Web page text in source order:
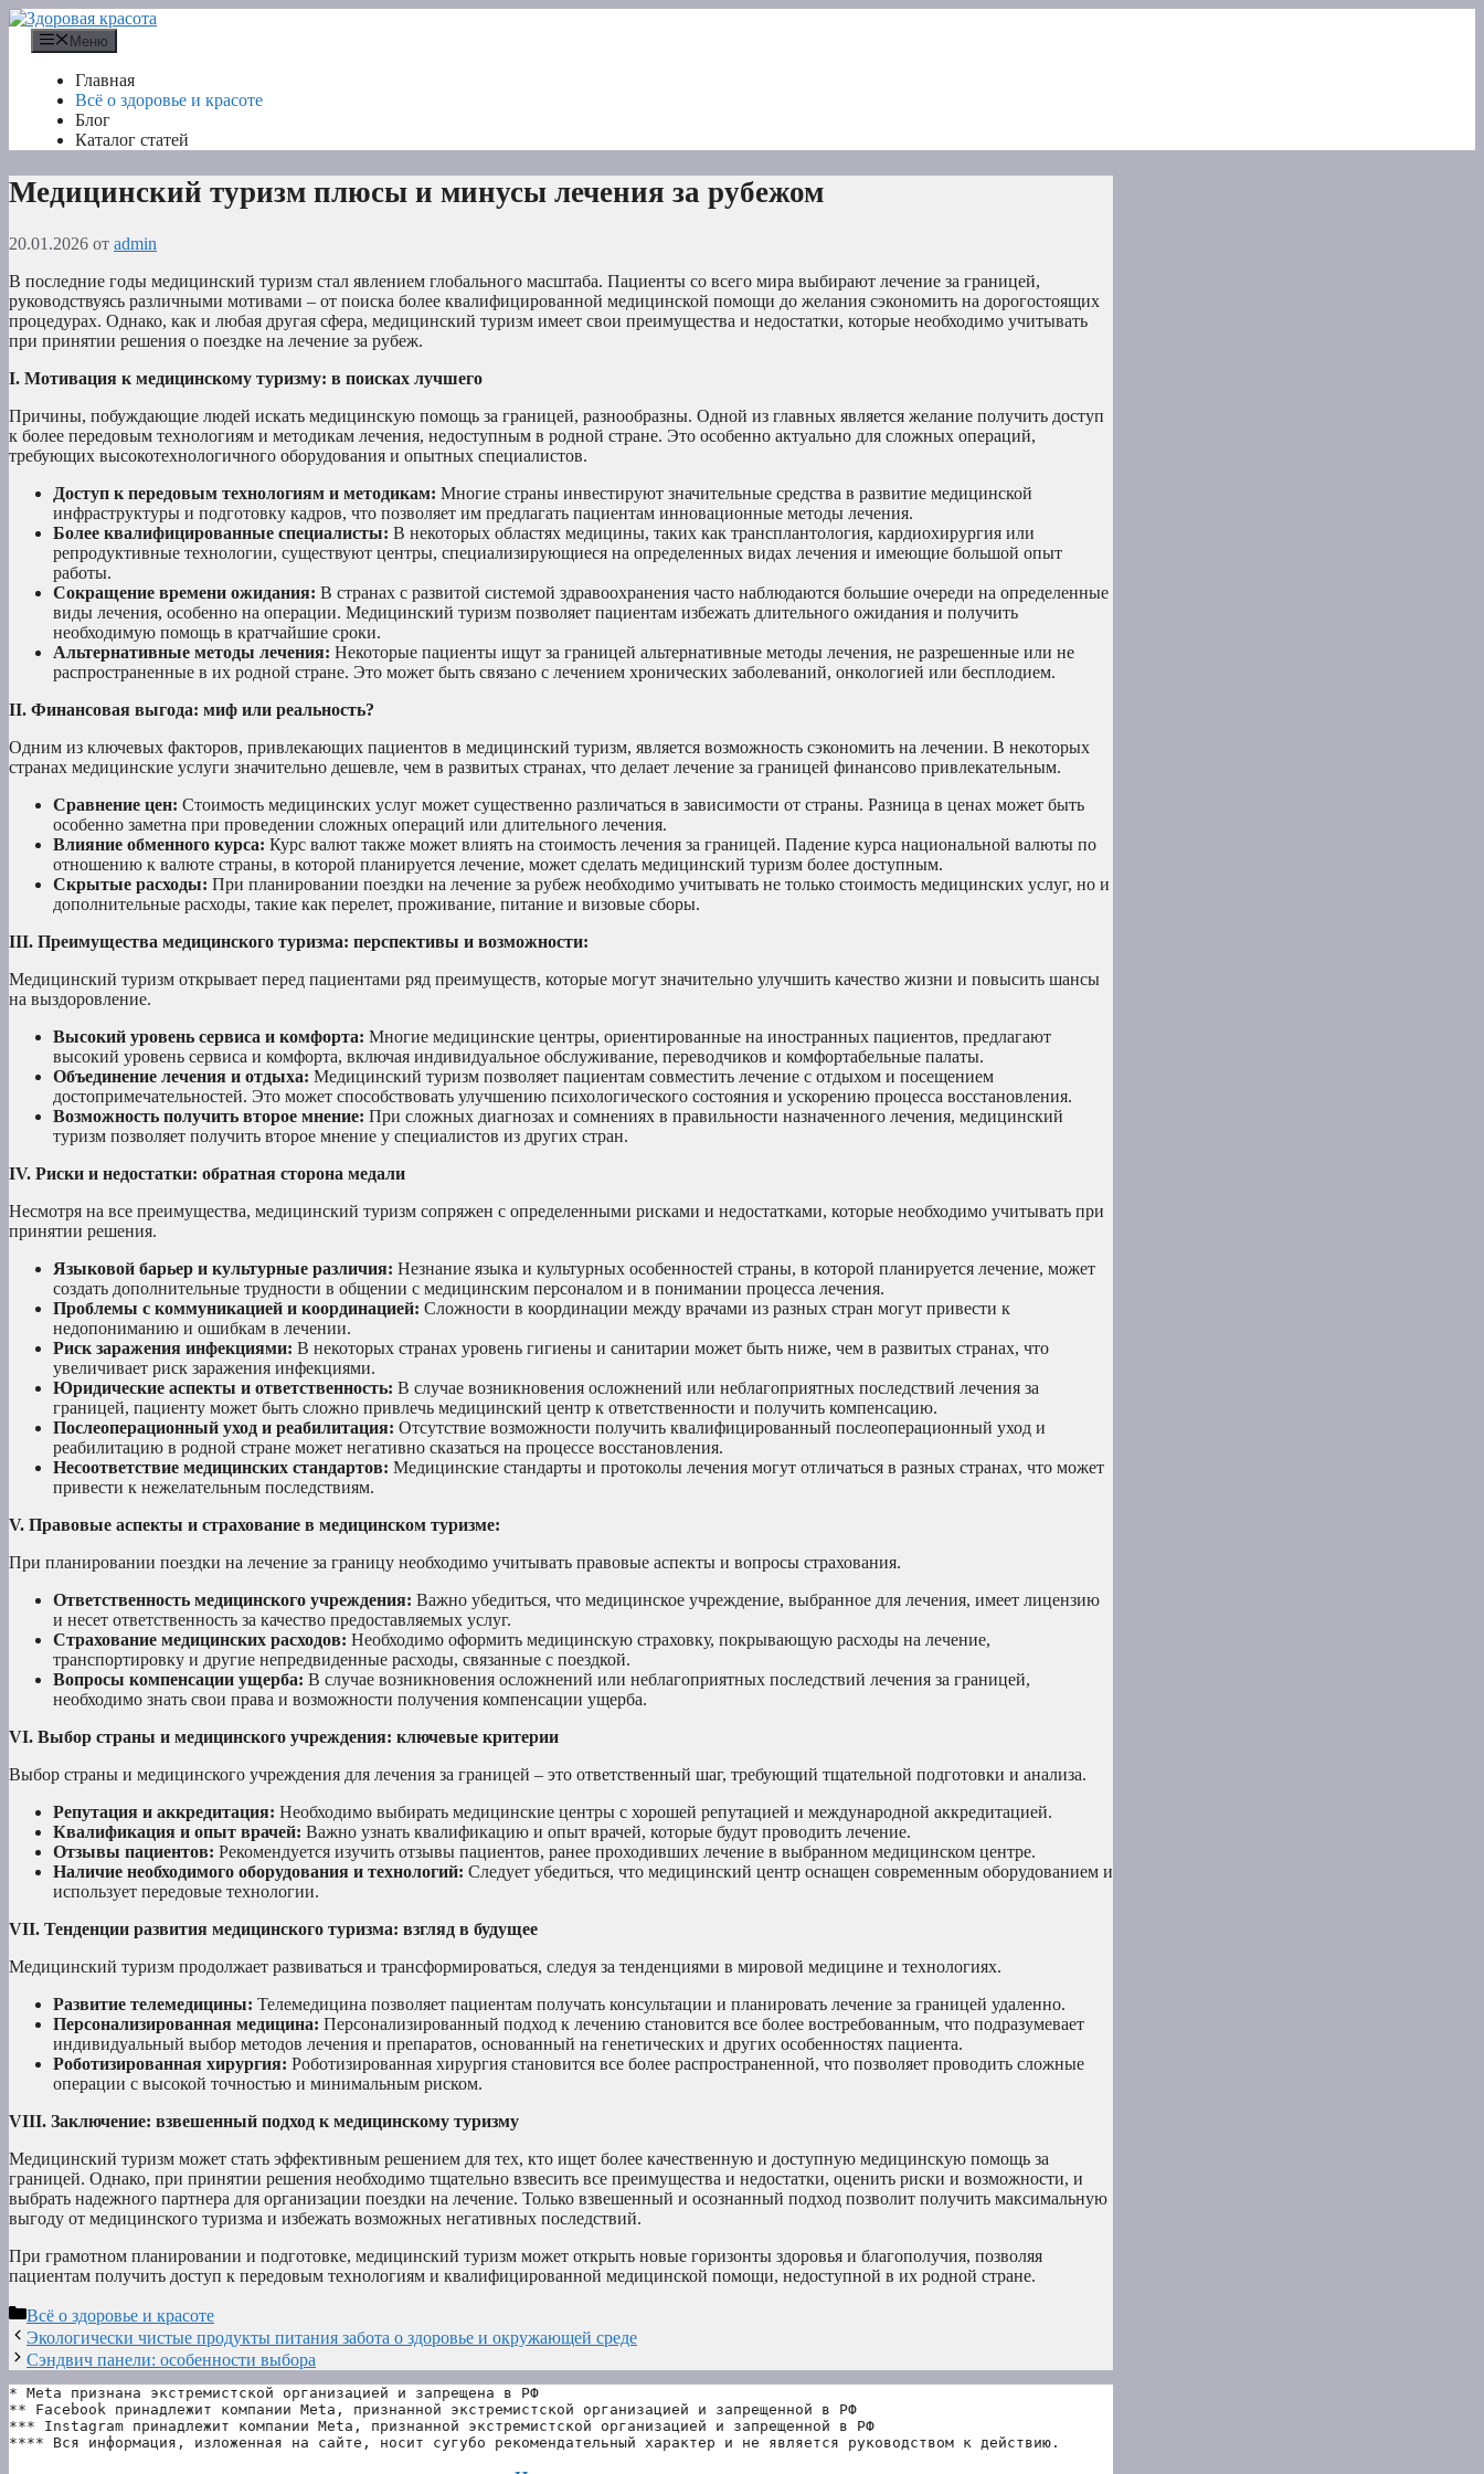
Перейти
содержимому
Меню
Главная
Всё о здоровье и красоте
Блог
Каталог статей
Медицинский туризм плюсы и минусы лечения за рубежом
20.01.2026 от admin
В последние годы медицинский туризм стал явлением глобального масштаба. Пациенты со всего мира выбирают лечение за границей,
руководствуясь различными мотивами – от поиска более квалифицированной медицинской помощи до желания сэкономить на дорогостоящих
процедурах. Однако, как и любая другая сфера, медицинский туризм имеет свои преимущества и недостатки, которые необходимо учитывать
при принятии решения о поездке на лечение за рубеж.
I. Мотивация к медицинскому туризму: в поисках лучшего
Причины, побуждающие людей искать медицинскую помощь за границей, разнообразны. Одной из главных является желание получить доступ
к более передовым технологиям и методикам лечения, недоступным в родной стране. Это особенно актуально для сложных операций,
требующих высокотехнологичного оборудования и опытных специалистов.
Доступ к передовым технологиям и методикам: Многие страны инвестируют значительные средства в развитие медицинской
инфраструктуры и подготовку кадров, что позволяет им предлагать пациентам инновационные методы лечения.
Более квалифицированные специалисты: В некоторых областях медицины, таких как трансплантология, кардиохирургия или
репродуктивные технологии, существуют центры, специализирующиеся на определенных видах лечения и имеющие большой опыт
работы.
Сокращение времени ожидания: В странах с развитой системой здравоохранения часто наблюдаются большие очереди на определенные
виды лечения, особенно на операции. Медицинский туризм позволяет пациентам избежать длительного ожидания и получить
необходимую помощь в кратчайшие сроки.
Альтернативные методы лечения: Некоторые пациенты ищут за границей альтернативные методы лечения, не разрешенные или не
распространенные в их родной стране. Это может быть связано с лечением хронических заболеваний, онкологией или бесплодием.
II. Финансовая выгода: миф или реальность?
Одним из ключевых факторов, привлекающих пациентов в медицинский туризм, является возможность сэкономить на лечении. В некоторых
странах медицинские услуги значительно дешевле, чем в развитых странах, что делает лечение за границей финансово привлекательным.
Сравнение цен: Стоимость медицинских услуг может существенно различаться в зависимости от страны. Разница в ценах может быть
особенно заметна при проведении сложных операций или длительного лечения.
Влияние обменного курса: Курс валют также может влиять на стоимость лечения за границей. Падение курса национальной валюты по
отношению к валюте страны, в которой планируется лечение, может сделать медицинский туризм более доступным.
Скрытые расходы: При планировании поездки на лечение за рубеж необходимо учитывать не только стоимость медицинских услуг, но и
дополнительные расходы, такие как перелет, проживание, питание и визовые сборы.
III. Преимущества медицинского туризма: перспективы и возможности:
Медицинский туризм открывает перед пациентами ряд преимуществ, которые могут значительно улучшить качество жизни и повысить шансы
на выздоровление.
Высокий уровень сервиса и комфорта: Многие медицинские центры, ориентированные на иностранных пациентов, предлагают
высокий уровень сервиса и комфорта, включая индивидуальное обслуживание, переводчиков и комфортабельные палаты.
Объединение лечения и отдыха: Медицинский туризм позволяет пациентам совместить лечение с отдыхом и посещением
достопримечательностей. Это может способствовать улучшению психологического состояния и ускорению процесса восстановления.
Возможность получить второе мнение: При сложных диагнозах и сомнениях в правильности назначенного лечения, медицинский
туризм позволяет получить второе мнение у специалистов из других стран.
IV. Риски и недостатки: обратная сторона медали
Несмотря на все преимущества, медицинский туризм сопряжен с определенными рисками и недостатками, которые необходимо учитывать при
принятии решения.
Языковой барьер и культурные различия: Незнание языка и культурных особенностей страны, в которой планируется лечение, может
создать дополнительные трудности в общении с медицинским персоналом и в понимании процесса лечения.
Проблемы с коммуникацией и координацией: Сложности в координации между врачами из разных стран могут привести к
недопониманию и ошибкам в лечении.
Риск заражения инфекциями: В некоторых странах уровень гигиены и санитарии может быть ниже, чем в развитых странах, что
увеличивает риск заражения инфекциями.
Юридические аспекты и ответственность: В случае возникновения осложнений или неблагоприятных последствий лечения за
границей, пациенту может быть сложно привлечь медицинский центр к ответственности и получить компенсацию.
Послеоперационный уход и реабилитация: Отсутствие возможности получить квалифицированный послеоперационный уход и
реабилитацию в родной стране может негативно сказаться на процессе восстановления.
Несоответствие медицинских стандартов: Медицинские стандарты и протоколы лечения могут отличаться в разных странах, что может
привести к нежелательным последствиям.
V. Правовые аспекты и страхование в медицинском туризме:
При планировании поездки на лечение за границу необходимо учитывать правовые аспекты и вопросы страхования.
Ответственность медицинского учреждения: Важно убедиться, что медицинское учреждение, выбранное для лечения, имеет лицензию
и несет ответственность за качество предоставляемых услуг.
Страхование медицинских расходов: Необходимо оформить медицинскую страховку, покрывающую расходы на лечение,
транспортировку и другие непредвиденные расходы, связанные с поездкой.
Вопросы компенсации ущерба: В случае возникновения осложнений или неблагоприятных последствий лечения за границей,
необходимо знать свои права и возможности получения компенсации ущерба.
VI. Выбор страны и медицинского учреждения: ключевые критерии
Выбор страны и медицинского учреждения для лечения за границей – это ответственный шаг, требующий тщательной подготовки и анализа.
Репутация и аккредитация: Необходимо выбирать медицинские центры с хорошей репутацией и международной аккредитацией.
Квалификация и опыт врачей: Важно узнать квалификацию и опыт врачей, которые будут проводить лечение.
Отзывы пациентов: Рекомендуется изучить отзывы пациентов, ранее проходивших лечение в выбранном медицинском центре.
Наличие необходимого оборудования и технологий: Следует убедиться, что медицинский центр оснащен современным оборудованием и
использует передовые технологии.
VII. Тенденции развития медицинского туризма: взгляд в будущее
Медицинский туризм продолжает развиваться и трансформироваться, следуя за тенденциями в мировой медицине и технологиях.
Развитие телемедицины: Телемедицина позволяет пациентам получать консультации и планировать лечение за границей удаленно.
Персонализированная медицина: Персонализированный подход к лечению становится все более востребованным, что подразумевает
индивидуальный выбор методов лечения и препаратов, основанный на генетических и других особенностях пациента.
Роботизированная хирургия: Роботизированная хирургия становится все более распространенной, что позволяет проводить сложные
операции с высокой точностью и минимальным риском.
VIII. Заключение: взвешенный подход к медицинскому туризму
Медицинский туризм может стать эффективным решением для тех, кто ищет более качественную и доступную медицинскую помощь за
границей. Однако, при принятии решения необходимо тщательно взвесить все преимущества и недостатки, оценить риски и возможности, и
выбрать надежного партнера для организации поездки на лечение. Только взвешенный и осознанный подход позволит получить максимальную
выгоду от медицинского туризма и избежать возможных негативных последствий.
При грамотном планировании и подготовке, медицинский туризм может открыть новые горизонты здоровья и благополучия, позволяя
пациентам получить доступ к передовым технологиям и квалифицированной медицинской помощи, недоступной в их родной стране.
Рубрики
Всё о здоровье и красоте
Экологически чистые продукты питания забота о здоровье и окружающей среде
Сэндвич панели: особенности выбора
* Meta признана экстремистской организацией и запрещена в РФ
** Facebook принадлежит компании Meta, признанной экстремистской организацией и запрещенной в РФ
*** Instagram принадлежит компании Meta, признанной экстремистской организацией и запрещенной в РФ
**** Вся информация, изложенная на сайте, носит сугубо рекомендательный характер и не является руководством к действию.